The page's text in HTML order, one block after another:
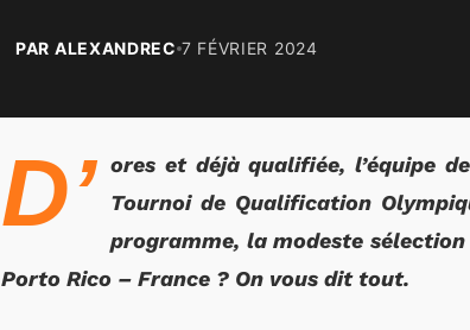
PAR ALEXANDREC 7 FÉVRIER 2024
D’ ores et déjà qualifiée, l’équipe
Tournoi de Qualification
programme, la modeste
Porto Rico – France ? On vous dit tout.